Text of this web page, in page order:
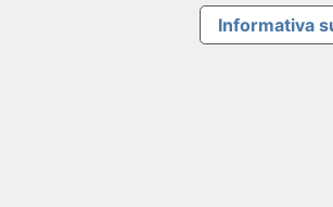
Informativa